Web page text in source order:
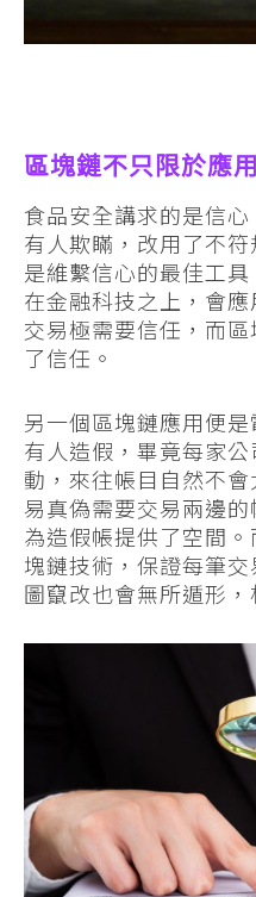
區塊鏈不只限於應
食品安全講求的是信
有人欺瞞，改用了不
是維繫信心的最佳工
在金融科技之上，會
交易極需要信任，而
了信任。
另一個區塊鏈應用便
有人造假，畢竟每家
動，來往帳目自然不
易真偽需要交易兩邊
為造假帳提供了空間
塊鏈技術，保證每筆
圖竄改也會無所遁形